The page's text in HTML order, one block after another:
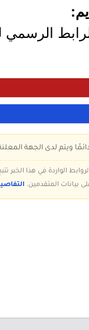
الرسمي
ويتم لدى الجهة
الواردة في هذا
بيانات المتقدمين.